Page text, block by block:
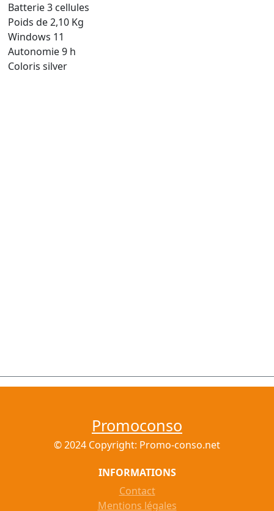
Batterie 3 cellules
Poids de 2,10 Kg
Windows 11
Autonomie 9 h
Coloris silver
Promoconso
© 2024 Copyright: Promo-conso.net
INFORMATIONS
Contact
Mentions légales